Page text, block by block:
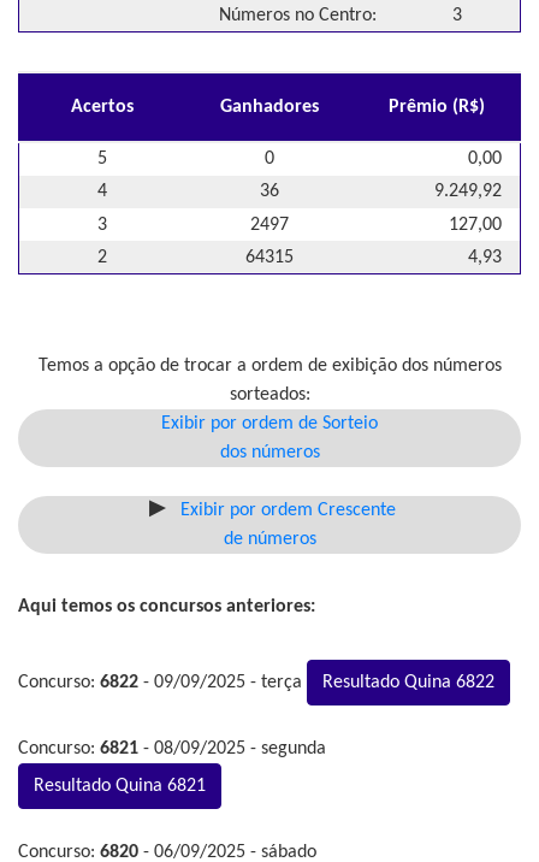
Números no Centro:
3
Acertos Ganhadores Prêmio (R$)
5 0
0,00
4
36
9.249,92
3
2497
127,00
2
64315 4,93
Temos a opção de trocar a ordem de exibição dos números
sorteados:
Exibir por ordem de Sorteio
dos números
Exibir por ordem Crescente
de números
Aqui temos os concursos anteriores:
Concurso: 6822 - 09/09/2025 - terça Resultado Quina 6822
Concurso: 6821 - 08/09/2025 - segunda
Resultado Quina 6821
Concurso: 6820 - 06/09/2025 - sábado